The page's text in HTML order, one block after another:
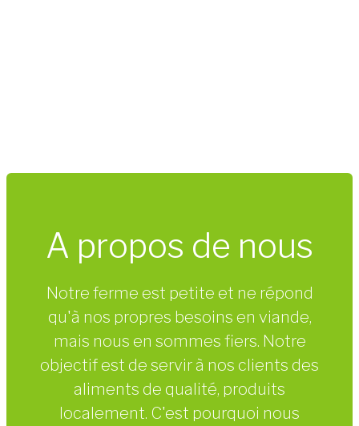
A propos de nous
Notre ferme est petite et ne répond
qu'à nos propres besoins en viande,
mais nous en sommes fiers. Notre
objectif est de servir à nos clients des
aliments de qualité, produits
localement. C'est pourquoi nous